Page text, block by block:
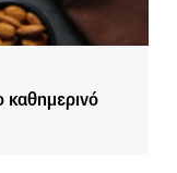
καθημερινό